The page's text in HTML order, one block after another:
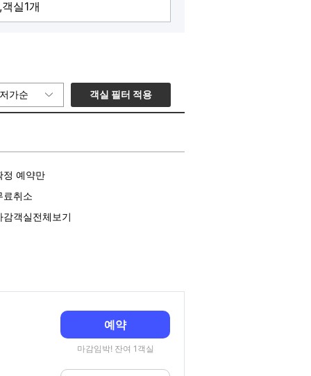
가순 객실 필터 적용
정 예약만
료취소
감객실전체보기
예약
마감임박! 잔여 1객실